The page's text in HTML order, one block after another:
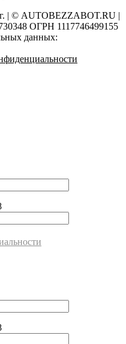
| © AUTOBEZZABOT.RU |
ОГРН 1117746499155
данных: